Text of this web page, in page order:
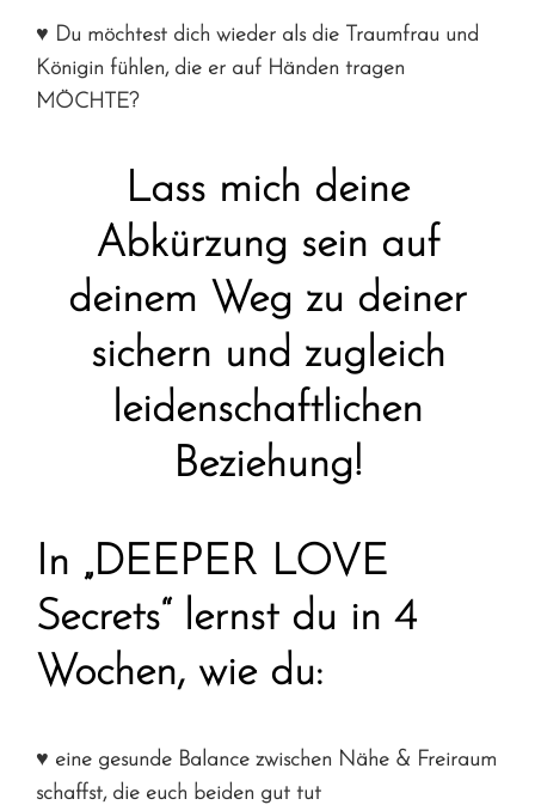
♥ Du möchtest dich wieder als die Traumfrau und
Königin fühlen, die er auf Händen tragen
MÖCHTE?
Lass mich deine
Abkürzung sein auf
deinem Weg zu deiner
sichern und zugleich
leidenschaftlichen
Beziehung!
In „DEEPER LOVE
Secrets“ lernst du in 4
Wochen, wie du:
♥ eine gesunde Balance zwischen Nähe & Freiraum
schaffst, die euch beiden gut tut